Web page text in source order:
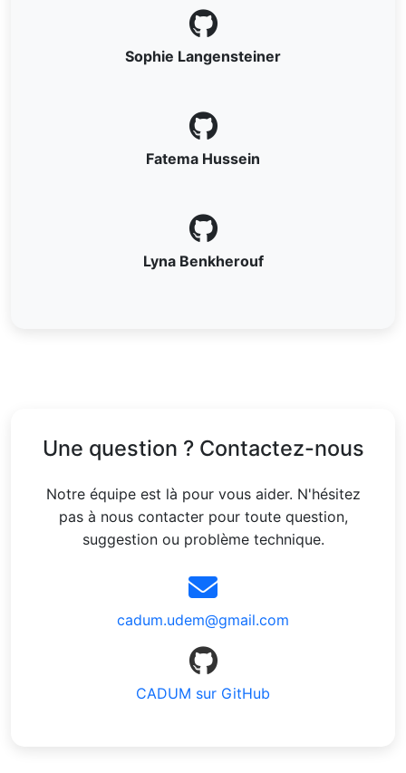
Sophie Langensteiner
Fatema Hussein
Lyna Benkherouf
Une question ? Contactez-nous
Notre équipe est là pour vous aider. N'hésitez
pas à nous contacter pour toute question,
suggestion ou problème technique.
cadum.udem@gmail.com
CADUM sur GitHub